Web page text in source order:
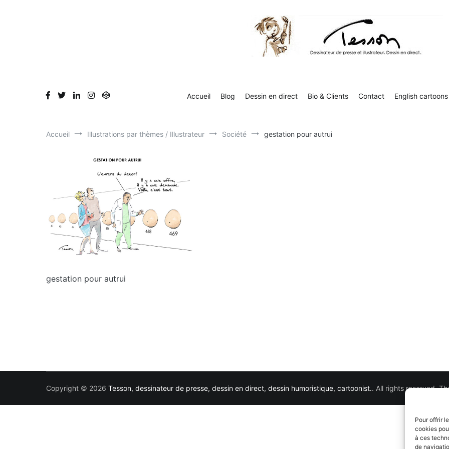
Pour offrir
cookies
à ces
de
Accueil Blog Dessin en direct Bio & Clients Contact English cartoons
Accueil Illustrations par thèmes / Illustrateur Société gestation pour autrui
gestation pour autrui
Copyright © 2026 Tesson, dessinateur de presse, dessin en direct, dessin humoristique, cartoonist.. All rights reserved.